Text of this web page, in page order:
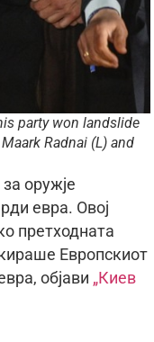
party won landslide
Radnai (L) and
оружје
евра. Овој
претходната
Европскиот
објави „Киев